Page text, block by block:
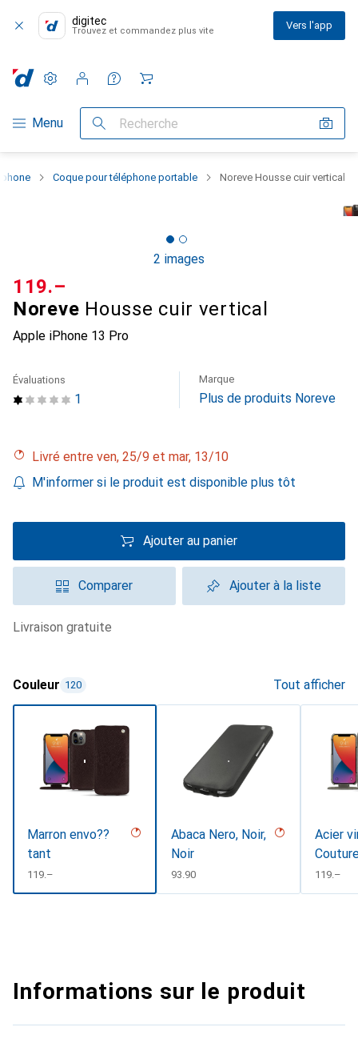
digitec
Trouvez et commandez plus vite Vers l'app
Navigation par catégorie
Menu Recherche
Paramètres
Compte client
Listes de comparaison
Listes d'envies
Panier
Coque pour téléphone portable Noreve Housse cuir vertical
2 images
Noreve Housse cuir vertical
Apple iPhone 13 Pro
CHF
119.–
1
Évaluations Marque
Plus de produits Noreve
Livré entre ven, 25/9 et mar, 13/10
M'informer si le produit est disponible plus tôt
Ajouter au panier
Comparer Ajouter à la liste
livraison gratuite
Couleur 120 Tout afficher
Marron envo??
tant
CHF
119.–
Abaca Nero, Noir,
Noir
CHF
93.90
Acier
CHF
119.–
Informations sur le produit